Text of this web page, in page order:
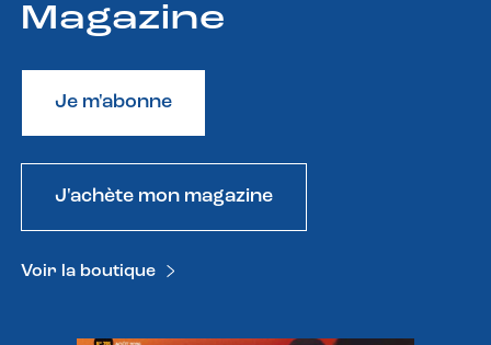
Magazine
Je m'abonne
J'achète mon magazine
Voir la boutique